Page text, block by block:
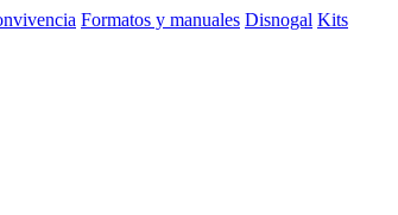
Formatos y manuales Disnogal Kits